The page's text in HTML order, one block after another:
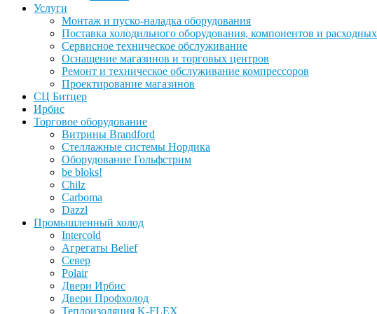
Услуги
Монтаж и пуско-наладка оборудования
Поставка холодильного оборудования, компонентов и
Сервисное техническое обслуживание
Оснащение магазинов и торговых центров
Ремонт и техническое обслуживание компрессоров
Проектирование магазинов
СЦ Битцер
Ирбис
Торговое оборудование
Витрины Brandford
Стеллажные системы Нордика
Оборудование Гольфстрим
be bloks!
Chilz
Carboma
Dazzl
Промышленный холод
Intercold
Агрегаты Belief
Север
Polair
Двери Ирбис
Двери Профхолод
Теплоизоляция K-FLEX